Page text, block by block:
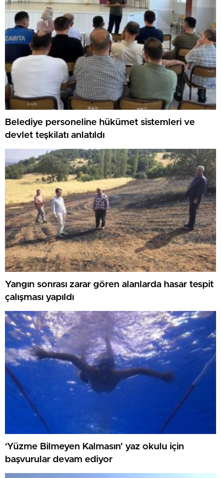
Belediye personeline hükümet sistemleri ve
devlet teşkilatı anlatıldı
Yangın sonrası zarar gören alanlarda hasar tespit
çalışması yapıldı
‘Yüzme Bilmeyen Kalmasın’ yaz okulu için
başvurular devam ediyor